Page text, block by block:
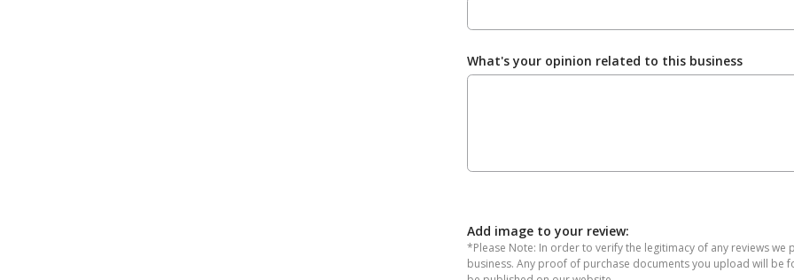
What's your opinion related to this business
Add image to your review:
*Please Note: In order to verify the legitimacy of any reviews
business. Any proof of purchase documents you upload will be